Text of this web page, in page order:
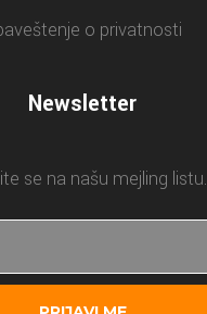
o privatnosti
Newsletter
se na našu mejling listu.